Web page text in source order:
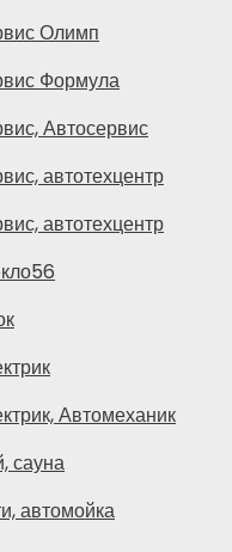
Олимп
Формула
Автосервис
автотехцентр
автотехцентр
Автомеханик
сауна
автомойка